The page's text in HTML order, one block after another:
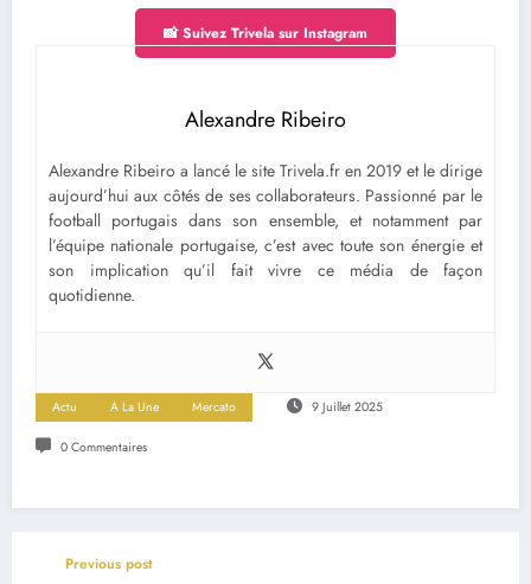
📸 Suivez Trivela sur Instagram
Alexandre Ribeiro
Alexandre Ribeiro a lancé le site Trivela.fr en 2019 et le dirige
aujourd’hui aux côtés de ses collaborateurs. Passionné par le
football portugais dans son ensemble, et notamment par
l’équipe nationale portugaise, c’est avec toute son énergie et
son implication qu’il fait vivre ce média de façon
quotidienne.
Actu A La Une Mercato 9 Juillet 2025
0 Commentaires
Previous post